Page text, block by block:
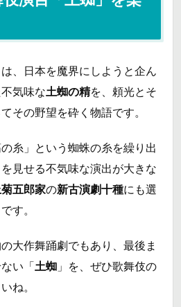
は、日本を魔界にしようと企ん
気味な土蜘の精を、頼光とそ
その野望を砕く物語です。
糸」という蜘蛛の糸を繰り出
見せる不気味な演出が大きな
五郎家の新古演劇十種にも選
す。
大作舞踊劇でもあり、最後ま
い「土蜘 」を、ぜひ歌舞伎の
ね。